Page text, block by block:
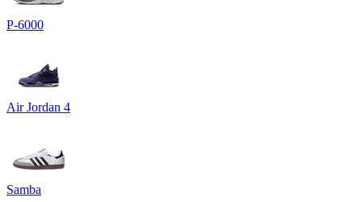
P-6000
Air Jordan 4
Samba